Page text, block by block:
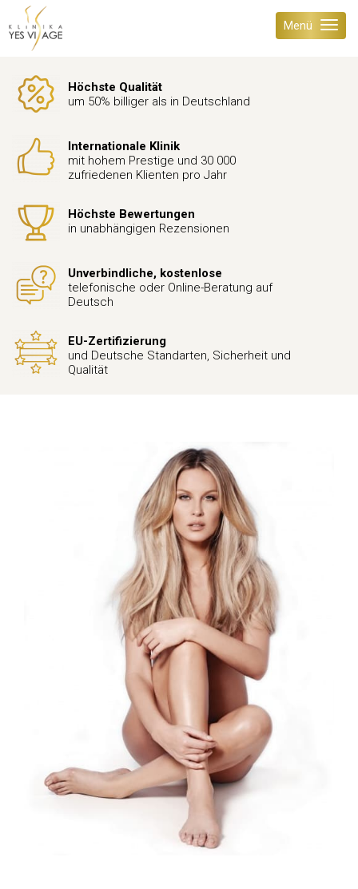
Menü
Höchste Qualität
um 50% billiger als in Deutschland
Internationale Klinik
mit hohem Prestige und 30 000
zufriedenen Klienten pro Jahr
Höchste Bewertungen
in unabhängigen Rezensionen
Unverbindliche, kostenlose
telefonische oder Online-Beratung auf
Deutsch
EU-Zertifizierung
und Deutsche Standarten, Sicherheit und
Qualität